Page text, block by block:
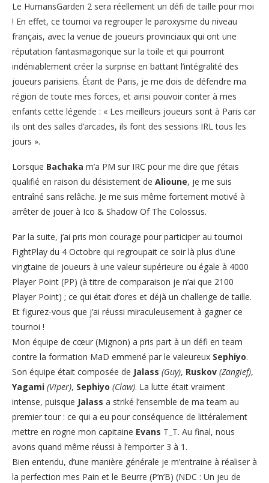
Le HumansGarden 2 sera réellement un défi de taille pour moi
! En effet, ce tournoi va regrouper le paroxysme du niveau
français, avec la venue de joueurs provinciaux qui ont une
réputation fantasmagorique sur la toile et qui pourront
indéniablement créer la surprise en battant l’intégralité des
joueurs parisiens. Étant de Paris, je me dois de défendre ma
région de toute mes forces, et ainsi pouvoir conter à mes
enfants cette légende : « Les meilleurs joueurs sont à Paris car
ils ont des salles d’arcades, ils font des sessions IRL tous les
jours ».
Lorsque Bachaka m’a PM sur IRC pour me dire que j’étais
qualifié en raison du désistement de Alioune, je me suis
entraîné sans relâche. Je me suis même fortement motivé à
arrêter de jouer à Ico & Shadow Of The Colossus.
Par la suite, j’ai pris mon courage pour participer au tournoi
FightPlay du 4 Octobre qui regroupait ce soir là plus d’une
vingtaine de joueurs à une valeur supérieure ou égale à 4000
Player Point (PP) (à titre de comparaison je n’ai que 2100
Player Point) ; ce qui était d’ores et déjà un challenge de taille.
Et figurez-vous que j’ai réussi miraculeusement à gagner ce
tournoi !
Mon équipe de cœur (Mignon) a pris part à un défi en team
contre la formation MaD emmené par le valeureux Sephiyo.
Son équipe était composée de Jalass (Guy), Ruskov (Zangief),
Yagami (Viper), Sephiyo (Claw). La lutte était vraiment
intense, puisque Jalass a striké l’ensemble de ma team au
premier tour : ce qui a eu pour conséquence de littéralement
mettre en rogne mon capitaine Evans T_T. Au final, nous
avons quand même réussi à l’emporter 3 à 1.
Bien entendu, d’une manière générale je m’entraine à réaliser à
la perfection mes Pain et le Beurre (P’n’B) (NDC : Un jeu de